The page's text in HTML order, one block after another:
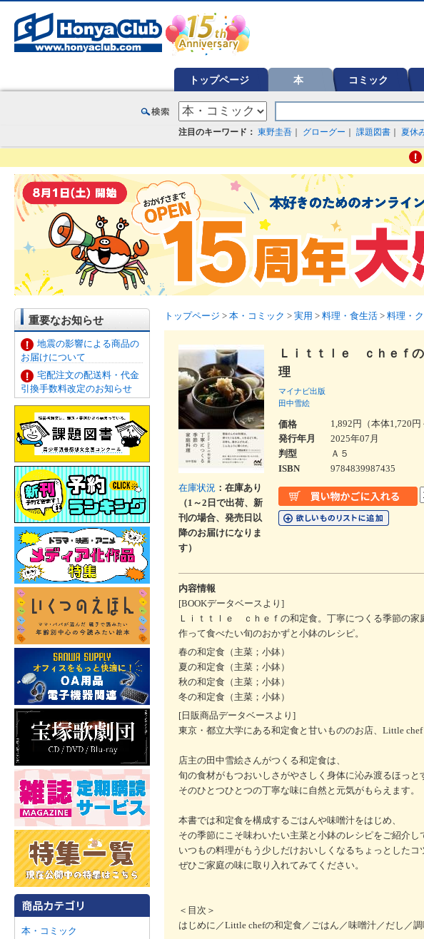
トップページ 本 コミック
注目のキーワード： 東野圭吾 グローグー 課題図書 夏休
重要なお知らせ
地震の影響による商品の
お届けについて
宅配注文の配送料・代金
引換手数料改定のお知らせ
本・コミック
トップページ > 本・コミック > 実用 > 料理・食生活 > 料理・
在庫状況 ：在庫あり
（1～2日で出荷、新
刊の場合、発売日以
降のお届けになりま
す）
Ｌｉｔｔｌｅ ｃｈｅｆ
理
マイナビ出版
田中雪絵
価格
1,892円（本体1,720円
発行年月
2025年07月
判型
Ａ５
ISBN
9784839987435
内容情報
[BOOKデータベースより]
Ｌｉｔｔｌｅ ｃｈｅｆの和定食。丁寧につくる季節の
作って食べたい旬のおかずと小鉢のレシピ。
春の和定食（主菜；小鉢）
夏の和定食（主菜；小鉢）
秋の和定食（主菜；小鉢）
冬の和定食（主菜；小鉢）
[日販商品データベースより]
東京・都立大学にある和定食と甘いもののお店、Little chef
店主の田中雪絵さんがつくる和定食は、
旬の食材がもつおいしさがやさしく身体に沁み渡るほっと
そのひとつひとつの丁寧な味に自然と元気がもらえます。
本書では和定食を構成するごはんや味噌汁をはじめ、
その季節にこそ味わいたい主菜と小鉢のレシピをご紹介し
いつもの料理がもう少しだけおいしくなるちょっとしたコ
ぜひご家庭の味に取り入れてみてください。
＜目次＞
はじめに／Little chefの和定食／ごはん／味噌汁／だし／